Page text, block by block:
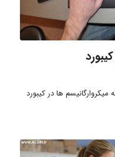
میکروارگانیسم ها در کیبورد